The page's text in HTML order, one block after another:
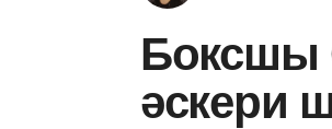
Боксшы
әскери